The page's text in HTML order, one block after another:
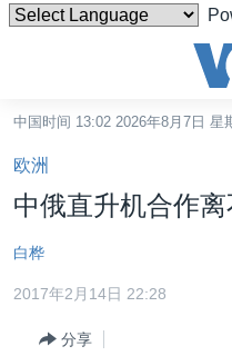
碍
链
接
转
内
中国
台湾
港澳
国际
中国时间 13:02 2026年8月7日 星
欧洲
中俄直升机合作
白桦
2017年2月14日 22:28
分享